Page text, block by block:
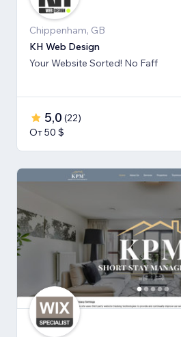
Chippenham, GB
KH Web Design
Your Website Sorted! No Faff
5,0 (22)
От 50 $